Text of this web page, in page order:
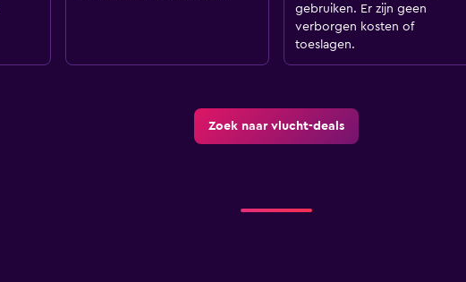
gebruiken. Er zijn geen
verborgen kosten of
toeslagen.
Zoek naar vlucht-deals